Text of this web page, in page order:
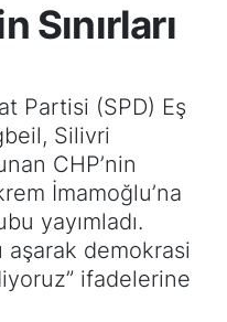
Sınırları
Partisi (SPD) Eş
Silivri
CHP’nin
İmamoğlu’na
yayımladı.
aşarak demokrasi
ifadelerine